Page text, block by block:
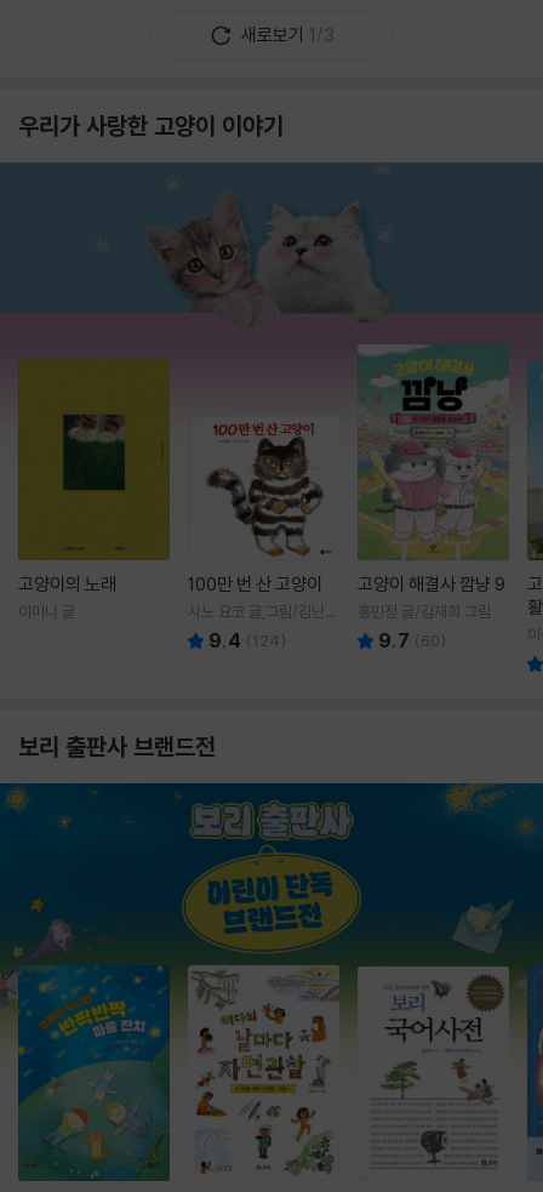
새로보기 1/3
우리가 사랑한 고양이 이야기
고양이의 노래
이미나 글
100만 번 산 고양이
사노 요코 글,그림/김난주
역 9.4 (124)
고양이 해결사 깜냥 9
홍민정 글/김재희 그림
9.7 (60)
보리 출판사 브랜드전